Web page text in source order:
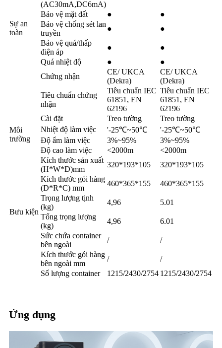
Sự an
toàn
(AC30mA,DC6mA)
Bảo vệ mặt đất
●
●
Bảo vệ chống sét lan
truyền
●
●
Bảo vệ quá/thấp
điện áp
●
●
Quá nhiệt độ
●
●
Chứng nhận
CE/ UKCA
(Dekra)
CE/ UKCA
(Dekra)
Tiêu chuẩn chứng
nhận
Tiêu chuẩn IEC
61851, EN
62196
Tiêu chuẩn IEC
61851, EN
62196
Môi
trường
Cài đặt Treo tường
Treo tường
Nhiệt độ làm việc
'-25℃~50℃
'-25℃~50℃
Độ ẩm làm việc
3%~95%
3%~95%
Độ cao làm việc
<2000m <2000m
Bưu kiện
Kích thước sản xuất
(H*W*D)mm
320*193*105
320*193*105
Kích thước gói hàng
(D*R*C) mm
460*365*155
460*365*155
Trọng lượng tịnh
(kg)
4,96
5.01
Tổng trọng lượng
(kg)
4,96
6.01
Sức chứa container
bên ngoài
/
/
Kích thước gói hàng
bên ngoài mm
/
/
Số lượng container
1215/2430/2754 1215/2430/2754
Ứng dụng